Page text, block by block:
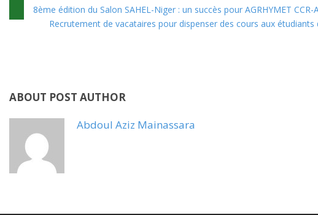
8ème édition du Salon SAHEL-Niger : un succès pour AGRHYMET CCR-
Recrutement de vacataires pour dispenser des cours aux
ABOUT POST AUTHOR
Abdoul Aziz Mainassara